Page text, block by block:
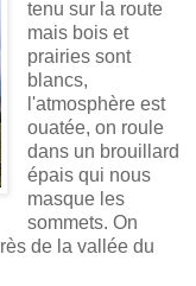
tenu sur la route
mais bois et
prairies sont
blancs,
l'atmosphère est
ouatée, on roule
dans un brouillard
épais qui nous
masque les
sommets. On
de la vallée du